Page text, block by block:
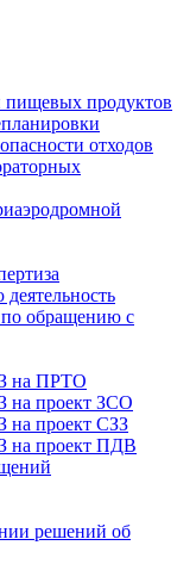
пищевых продуктов
отходов
по обращению с
на ПРТО
на проект ЗСО
на проект СЗЗ
на проект ПДВ
решений об